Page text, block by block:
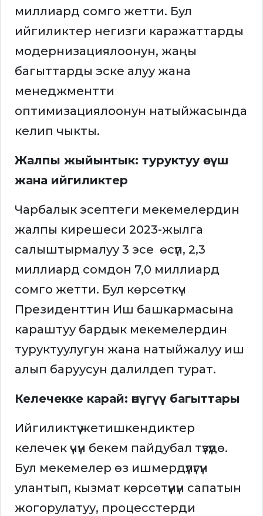
миллиард сомго жетти. Бул
ийгиликтер негизги каражаттарды
модернизациялоонун, жаңы
багыттарды эске алуу жана
менеджментти
оптимизациялоонун натыйжасында
келип чыкты.
Жалпы жыйынтык: туруктуу өсүш
жана ийгиликтер
Чарбалык эсептеги мекемелердин
жалпы кирешеси 2023-жылга
салыштырмалуу 3 эсе өсүп, 2,3
миллиард сомдон 7,0 миллиард
сомго жетти. Бул көрсөткүч
Президенттин Иш башкармасына
караштуу бардык мекемелердин
туруктуулугун жана натыйжалуу иш
алып баруусун далилдеп турат.
Келечекке карай: өнүгүү багыттары
Ийгиликтүү жетишкендиктер
келечек үчүн бекем пайдубал түзүүдө.
Бул мекемелер өз ишмердүүлүгүн
улантып, кызмат көрсөтүүнүн сапатын
жогорулатуу, процесстерди